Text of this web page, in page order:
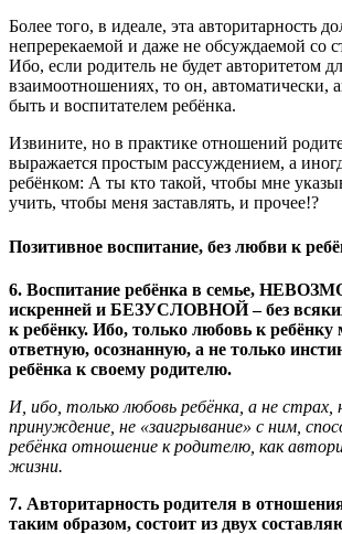
Более того, в идеале, эта авторитарность
непререкаемой и даже не обсуждаемой со
Ибо, если родитель не будет авторитетом
взаимоотношениях, то он, автоматически,
быть и воспитателем ребёнка.
Извините, но в практике отношений
выражается простым рассуждением, а
ребёнком: А ты кто такой, чтобы мне
учить, чтобы меня заставлять, и прочее!?
Позитивное воспитание, без любви к
6. Воспитание ребёнка в семье,
искренней и БЕЗУСЛОВНОЙ – без
к ребёнку. Ибо, только любовь к ребёнку
ответную, осознанную, а не только
ребёнка к своему родителю.
И, ибо, только любовь ребёнка, а не страх,
принуждение, не «заигрывание» с ним,
ребёнка отношение к родителю, как
жизни.
7. Авторитарность родителя в
таким образом, состоит из двух